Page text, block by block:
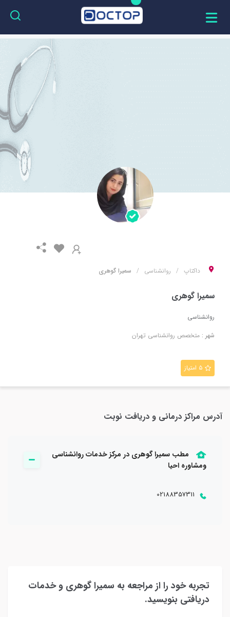
داکتاپ روانشناسی سمیرا گوهری
سمیرا گوهری
روانشناسی
شهر : متخصص روانشناسی تهران
۵ امتیاز
آدرس مراکز درمانی و دریافت نوبت
مطب سمیرا گوهری در مرکز خدمات روانشناسی
ومشاوره احیا
02188357311
تجربه خود را از مراجعه به سمیرا گوهری و خدمات
دریافتی بنویسید.